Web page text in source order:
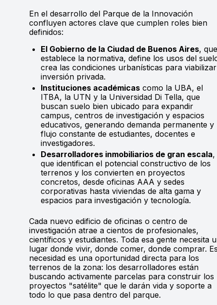
En el desarrollo del Parque de la Innovación
confluyen actores clave que cumplen roles bien
definidos:
El Gobierno de la Ciudad de Buenos Aires, que
establece la normativa, define los usos del
crea las condiciones urbanísticas para
inversión privada.
Instituciones académicas como la UBA, el
ITBA, la UTN y la Universidad Di Tella, que
buscan suelo bien ubicado para expandir
campus, centros de investigación y espacios
educativos, generando demanda permanente y
flujo constante de estudiantes, docentes e
investigadores.
Desarrolladores inmobiliarios de gran escala,
que identifican el potencial constructivo de los
terrenos y los convierten en proyectos
concretos, desde oficinas AAA y sedes
corporativas hasta viviendas de alta gama y
espacios para investigación y tecnología.
Cada nuevo edificio de oficinas o centro de
investigación atrae a cientos de profesionales,
científicos y estudiantes. Toda esa gente necesita
lugar donde vivir, donde comer, donde comprar.
necesidad es una oportunidad directa para los
terrenos de la zona: los desarrolladores están
buscando activamente parcelas para construir los
proyectos "satélite" que le darán vida y soporte a
todo lo que pasa dentro del parque.